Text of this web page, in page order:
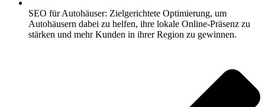
SEO für Autohäuser: Zielgerichtete Optimierung, um
Autohäusern dabei zu helfen, ihre lokale Online-Präsenz zu
stärken und mehr Kunden in ihrer Region zu gewinnen.